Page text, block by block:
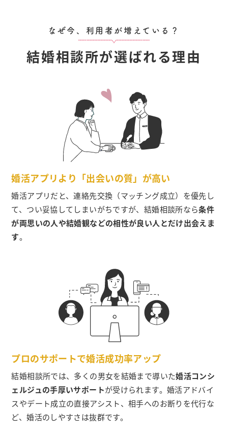
なぜ今、利用者が増えている？
結婚相談所が選ばれる理由
婚活アプリより「出会いの質」が高い
婚活アプリだと、連絡先交換（マッチング成立）を優先し
て、つい妥協してしまいがちですが、結婚相談所なら条件
が両思いの人や結婚観などの相性が良い人とだけ出会えま
す。
プロのサポートで婚活成功率アップ
結婚相談所では、多くの男女を結婚まで導いた婚活コンシ
ェルジュの手厚いサポートが受けられます。婚活アドバイ
スやデート成立の直接アシスト、相手へのお断りを代行な
ど、婚活のしやすさは抜群です。